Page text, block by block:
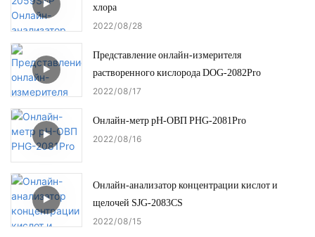
хлора
2022 08 28
Представление онлайн-измерителя
растворенного кислорода DOG-2082Pro
2022 08 17
Онлайн-метр pH-ОВП PHG-2081Pro
2022 08 16
Онлайн-анализатор концентрации кислот и
щелочей SJG-2083CS
2022 08 15